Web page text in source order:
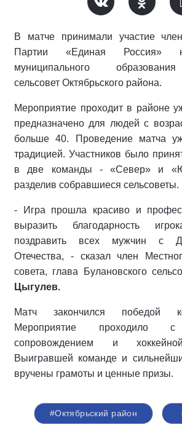
В матче принимали участие
Партии «Единая Россия»
муниципального
сельсовет Октябрьского района.
Мероприятие проходит в районе
предназначено для людей с
больше 40. Проведение матча
традицией. Участников было
в две команды - «Север» и
разделив собравшиеся сельсоветы.
- Игра прошла красиво и
выразить благодарность
поздравить всех мужчин с
Отечества, - сказал член
совета, глава Булановского
Цыгулев.
Матч закончился победой
Мероприятие проходило с
сопровождением и
Выигравшей команде и
вручены грамоты и ценные призы.
#Октябрьский район